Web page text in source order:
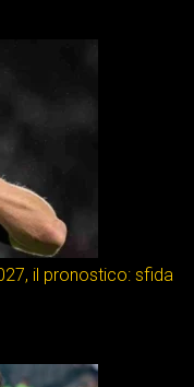
il pronostico: sfida